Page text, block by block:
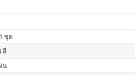
ชุด
สี
น